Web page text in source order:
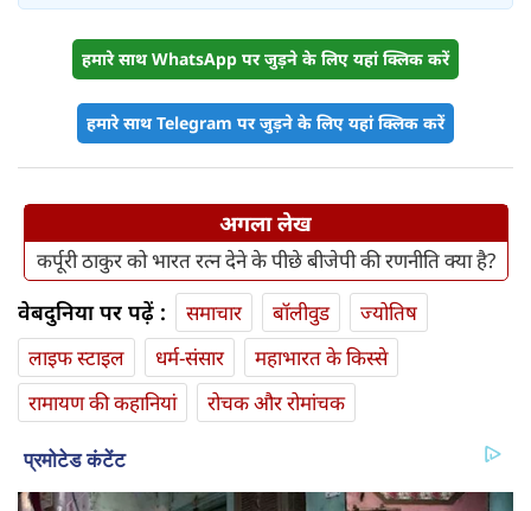
हमारे साथ WhatsApp पर जुड़ने के लिए यहां क्लिक करें
हमारे साथ Telegram पर जुड़ने के लिए यहां क्लिक करें
अगला लेख
कर्पूरी ठाकुर को भारत रत्न देने के पीछे बीजेपी की रणनीति क्या है?
वेबदुनिया पर पढ़ें : समाचार बॉलीवुड
ज्योतिष
लाइफ स्‍टाइल
धर्म-संसार
महाभारत के किस्से
रामायण की कहानियां
रोचक और रोमांचक